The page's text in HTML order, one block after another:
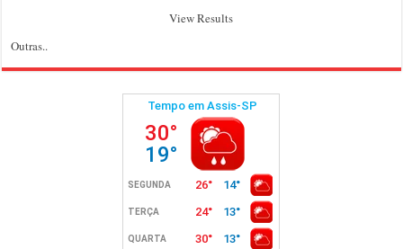
View Results
Outras..